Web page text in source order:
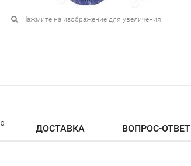
Нажмите на изображение для увеличения
0 ДОСТАВКА ВОПРОС-ОТВЕТ